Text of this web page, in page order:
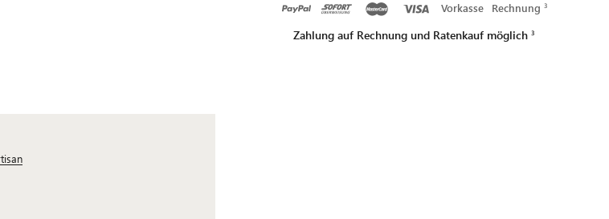
Vorkasse Rechnung
Zahlung auf Rechnung und Ratenkauf möglich